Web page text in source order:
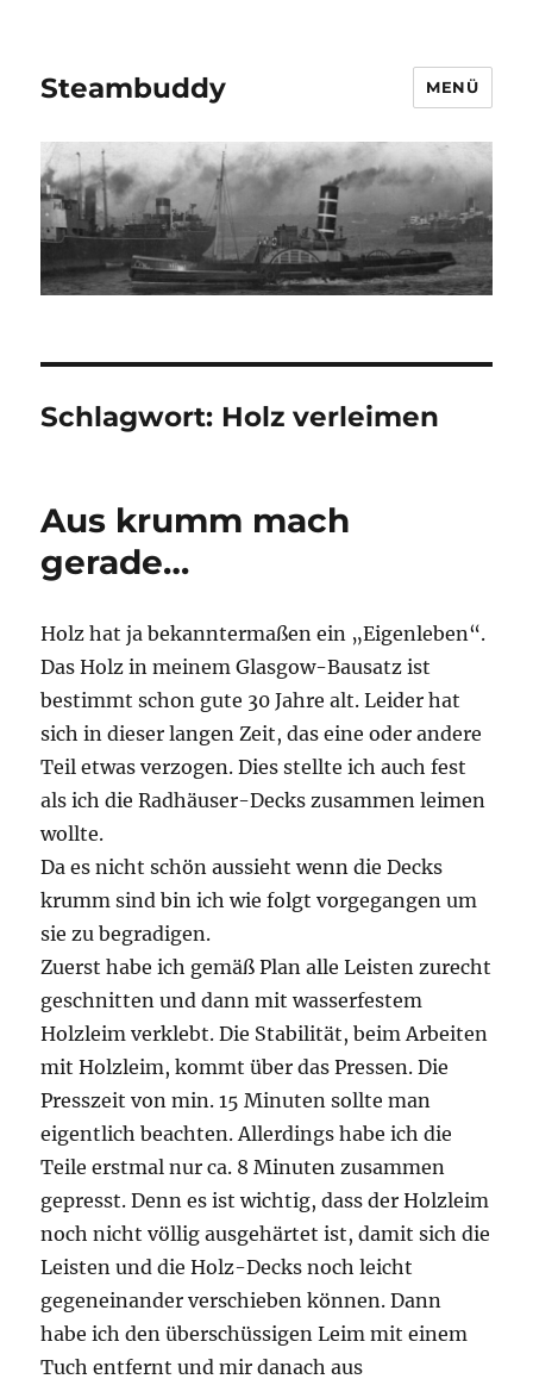
Steambuddy MENÜ
Schlagwort: Holz verleimen
Aus krumm mach
gerade…
Holz hat ja bekanntermaßen ein „Eigenleben“.
Das Holz in meinem Glasgow-Bausatz ist
bestimmt schon gute 30 Jahre alt. Leider hat
sich in dieser langen Zeit, das eine oder andere
Teil etwas verzogen. Dies stellte ich auch fest
als ich die Radhäuser-Decks zusammen leimen
wollte.
Da es nicht schön aussieht wenn die Decks
krumm sind bin ich wie folgt vorgegangen um
sie zu begradigen.
Zuerst habe ich gemäß Plan alle Leisten zurecht
geschnitten und dann mit wasserfestem
Holzleim verklebt. Die Stabilität, beim Arbeiten
mit Holzleim, kommt über das Pressen. Die
Presszeit von min. 15 Minuten sollte man
eigentlich beachten. Allerdings habe ich die
Teile erstmal nur ca. 8 Minuten zusammen
gepresst. Denn es ist wichtig, dass der Holzleim
noch nicht völlig ausgehärtet ist, damit sich die
Leisten und die Holz-Decks noch leicht
gegeneinander verschieben können. Dann
habe ich den überschüssigen Leim mit einem
Tuch entfernt und mir danach aus